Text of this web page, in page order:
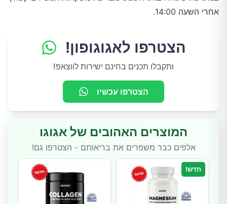
אחרי השעה 14:00.
הצטרפו לאגוגופון!
ותקבלו תכנים בחינם ישירות לווצאפ!
הצטרפו עכשיו
המוצרים האהובים של אגוגו
אלפים כבר משפרים את בריאותם - הצטרפו גם!
חדש!